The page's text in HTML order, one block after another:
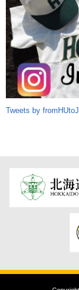
Tweets by